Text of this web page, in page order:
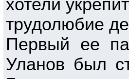
хотели
трудолюбие
Первый ее
Уланов был